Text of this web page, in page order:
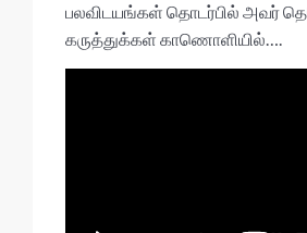
பலவிடயங்கள் தொடர்பில் அவர்
கருத்துக்கள் காணொளியில்….